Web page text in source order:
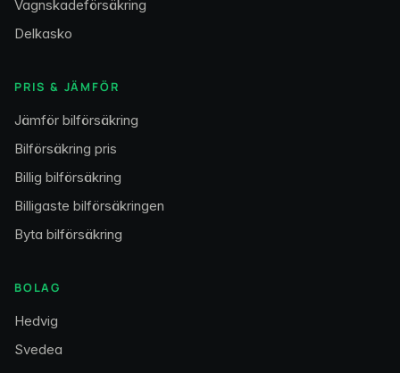
Vagnskadeförsäkring
Delkasko
PRIS & JÄMFÖR
Jämför bilförsäkring
Bilförsäkring pris
Billig bilförsäkring
Billigaste bilförsäkringen
Byta bilförsäkring
BOLAG
Hedvig
Svedea